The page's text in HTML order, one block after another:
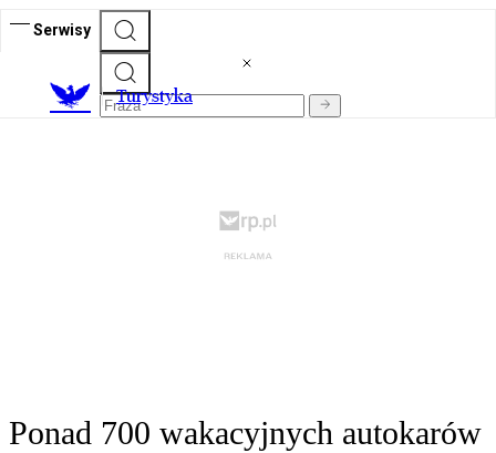
Serwisy
Turystyka
Ponad 700 wakacyjnych autokarów